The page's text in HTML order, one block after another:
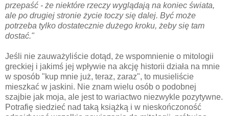
przepaść - że niektóre rzeczy wyglądają na koniec świata,
ale po drugiej stronie życie toczy się dalej. Być może
potrzeba tylko dostatecznie dużego kroku, żeby się tam
dostać."
Jeśli nie zauważyliście dotąd, że wspomnienie o mitologii
greckiej i jakimś jej wpływie na akcję historii działa na mnie
w sposób "kup mnie już, teraz, zaraz", to musieliście
mieszkać w jaskini. Nie znam wielu osób o podobnej
szajbie jak moja, ale jest to wariactwo niezwykle pozytywne.
Potrafię siedzieć nad taką książką i w nieskończoność